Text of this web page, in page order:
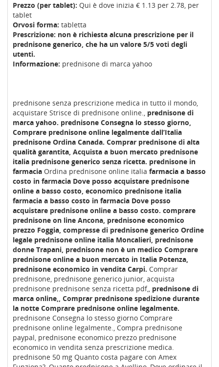
Prezzo (per tablet): Qui è dove inizia € 1.13 per 2.78, per
tablet
Orvosi forma: tabletta
Prescrizione: non è richiesta alcuna prescrizione per il
prednisone generico, che ha un valore 5/5 voti degli
utenti.
Informazione: prednisone di marca yahoo
prednisone senza prescrizione medica in tutto il mondo,
acquistare Strisce di prednisone online., prednisone di
marca yahoo. prednisone Consegna lo stesso giorno,
Comprare prednisone online legalmente dall’Italia
prednisone Ordina Canada. Comprar prednisone di alta
qualità garantita, Acquista a buon mercato prednisone
italia prednisone generico senza ricetta. prednisone in
farmacia Ordina prednisone online italia farmacia a basso
costo in farmacia Dove posso acquistare prednisone
online a basso costo, economico prednisone italia
farmacia a basso costo in farmacia Dove posso
acquistare prednisone online a basso costo. comprare
prednisone on line Ancona, prednisone economico
prezzo Foggia, compresse di prednisone generico Ordine
legale prednisone online italia Moncalieri, prednisone
donne Trapani, prednisone non è un medico Comprare
prednisone online a buon mercato in Italia Potenza,
prednisone economico in vendita Carpi. Comprar
prednisone, prednisone generico junior, acquista
prednisone prednisone senza ricetta pdf,, prednisone di
marca online,, Comprar prednisone spedizione durante
la notte Comprare prednisone online legalmente.
prednisone Consegna lo stesso giorno Comprare
prednisone online legalmente., Compra prednisone
paypal, prednisone economico prezzo prednisone
economico in vendita senza prescrizione medica.
prednisone 50 mg Quanto costa pagare con Amex